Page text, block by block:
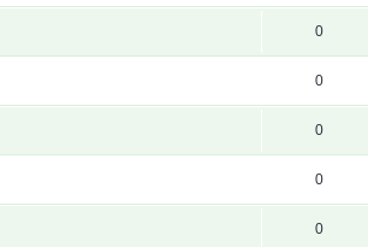
0
0
0
0
0